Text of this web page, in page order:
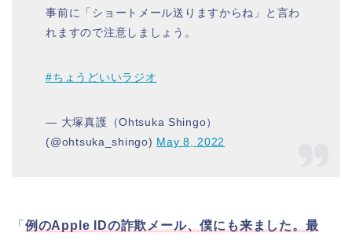
事前に「ショートメール送りますからね」と言わ
れますので注意しましょう。
#ちょうどいいラジオ
— 大塚真護（Ohtsuka Shingo）
(@ohtsuka_shingo) May 8, 2022
「 例のApple IDの詐欺メール、僕にも来ました。最